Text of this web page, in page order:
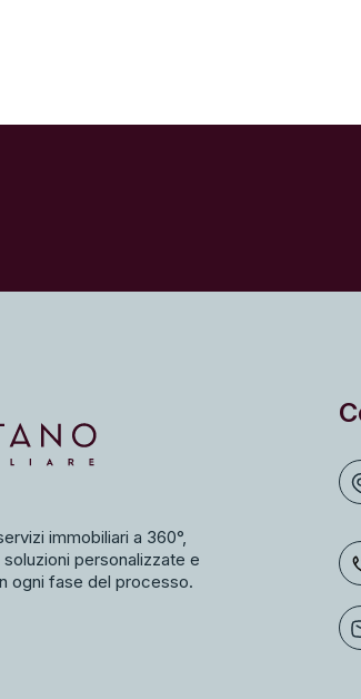
immobiliari a 360°,
personalizzate e
ogni fase del processo.